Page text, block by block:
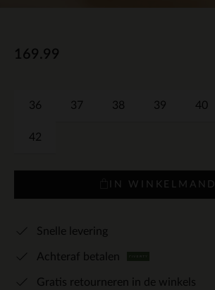
169.99
36 37 38 39 40
42
IN WINKELMAND
Snelle levering
Achteraf betalen
Gratis retourneren in de winkels